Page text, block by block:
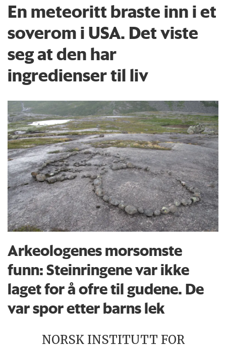
En meteoritt braste inn i et
soverom i USA. Det viste
seg at den har
ingredienser til liv
Arkeologenes morsomste
funn: Steinringene var ikke
laget for å ofre til gudene. De
var spor etter barns lek
NORSK INSTITUTT FOR